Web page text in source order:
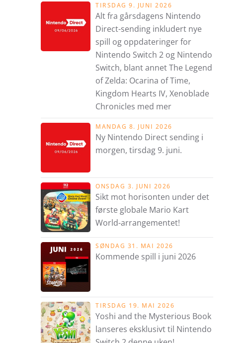
TIRSDAG 9. JUNI 2026
Alt fra gårsdagens Nintendo
Direct-sending inkludert nye
spill og oppdateringer for
Nintendo Switch 2 og Nintendo
Switch, blant annet The Legend
of Zelda: Ocarina of Time,
Kingdom Hearts IV, Xenoblade
Chronicles med mer
MANDAG 8. JUNI 2026
Ny Nintendo Direct sending i
morgen, tirsdag 9. juni.
ONSDAG 3. JUNI 2026
Sikt mot horisonten under det
første globale Mario Kart
World-arrangementet!
SØNDAG 31. MAI 2026
Kommende spill i juni 2026
TIRSDAG 19. MAI 2026
Yoshi and the Mysterious Book
lanseres eksklusivt til Nintendo